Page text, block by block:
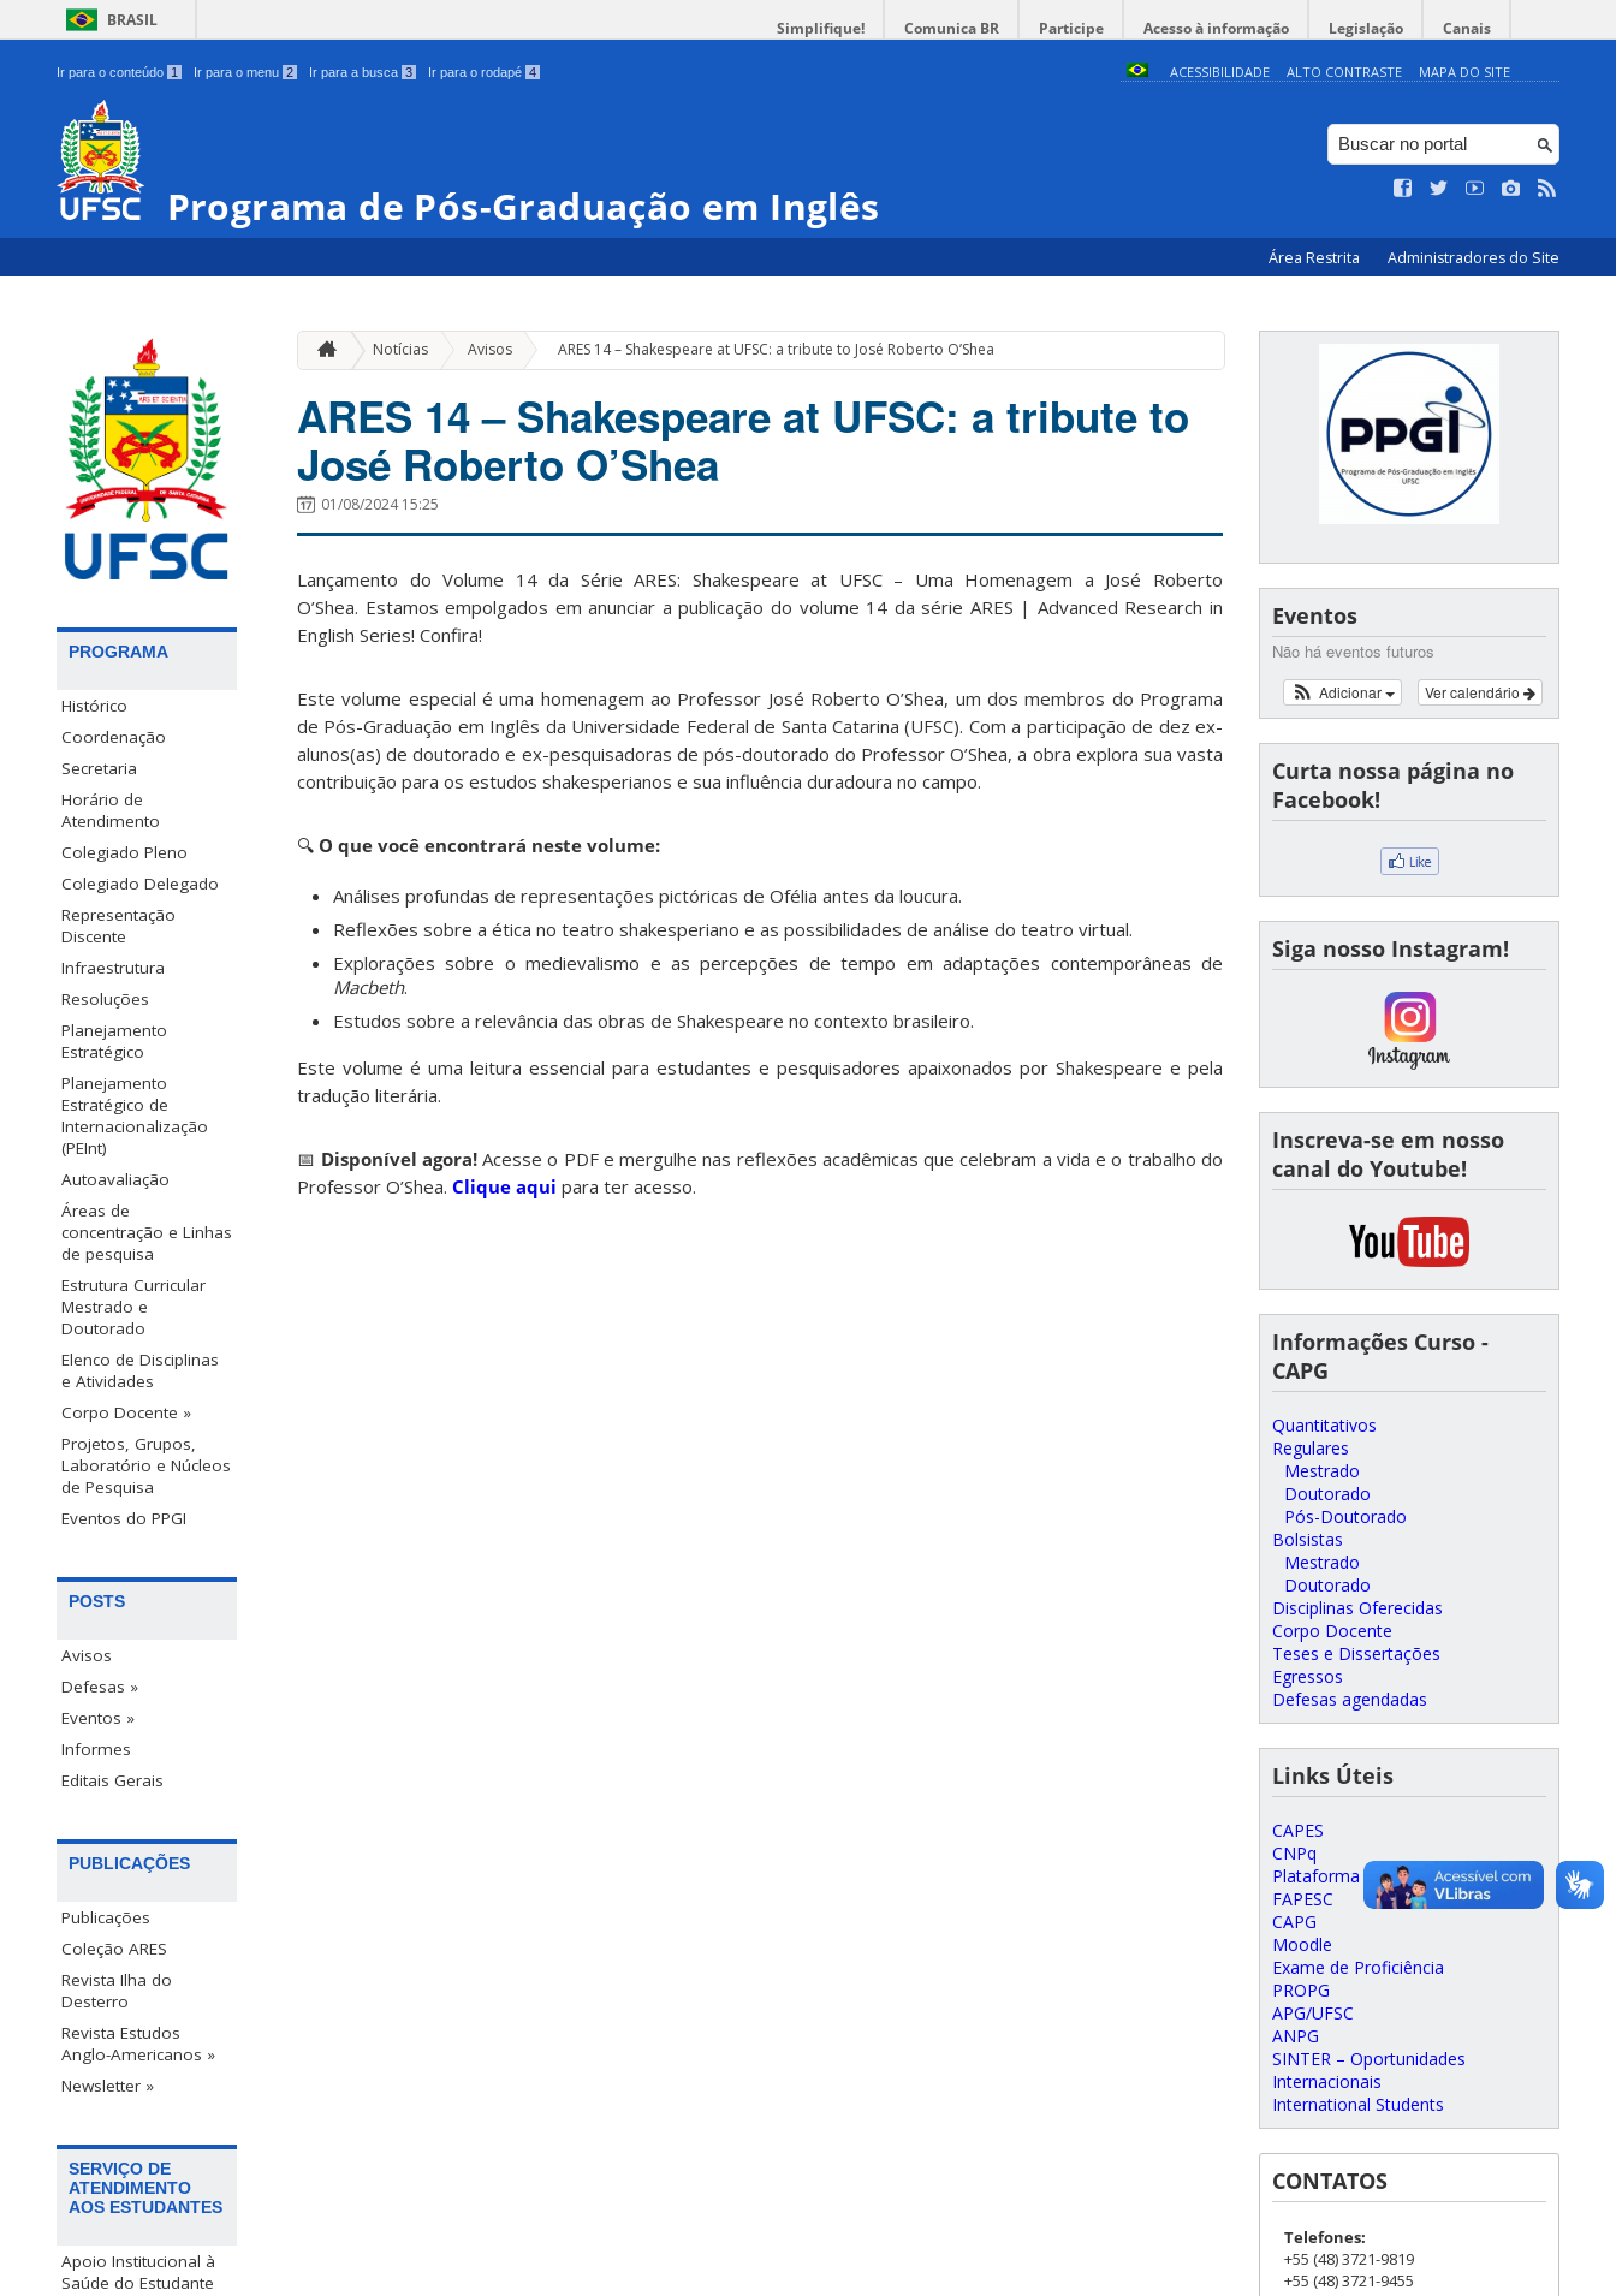
BRASIL Simplifique! Comunica BR Participe Acesso à informação Legislação Canais
Ir para o conteúdo 1 Ir para o menu 2 Ir para a busca 3 Ir para o rodapé 4 ACESSIBILIDADE ALTO CONTRASTE MAPA DO SITE
Programa de Pós-Graduação em Inglês
Área Restrita Administradores do Site
PROGRAMA
Histórico
Coordenação
Secretaria
Horário de
Atendimento
Colegiado Pleno
Colegiado Delegado
Representação
Discente
Infraestrutura
Resoluções
Planejamento
Estratégico
Planejamento
Estratégico de
Internacionalização
(PEInt)
Autoavaliação
Áreas de
concentração e Linhas
de pesquisa
Estrutura Curricular
Mestrado e
Doutorado
Elenco de Disciplinas
e Atividades
Corpo Docente »
Projetos, Grupos,
Laboratório e Núcleos
de Pesquisa
Eventos do PPGI
POSTS
Avisos
Defesas »
Eventos »
Informes
Editais Gerais
PUBLICAÇÕES
Publicações
Coleção ARES
Revista Ilha do
Desterro
Revista Estudos
Anglo-Americanos »
Newsletter »
SERVIÇO DE
ATENDIMENTO
AOS ESTUDANTES
Apoio Institucional à
Saúde do Estudante
Notícias Avisos » ARES 14 – Shakespeare at UFSC: a tribute to José Roberto O’Shea
ARES 14 – Shakespeare at UFSC: a tribute to
José Roberto O’Shea
01/08/2024 15:25
Lançamento do Volume 14 da Série ARES: Shakespeare at UFSC – Uma Homenagem a José Roberto
O’Shea. Estamos empolgados em anunciar a publicação do volume 14 da série ARES | Advanced Research in
English Series! Confira!
Este volume especial é uma homenagem ao Professor José Roberto O’Shea, um dos membros do Programa
de Pós-Graduação em Inglês da Universidade Federal de Santa Catarina (UFSC). Com a participação de dez ex-
alunos(as) de doutorado e ex-pesquisadoras de pós-doutorado do Professor O’Shea, a obra explora sua vasta
contribuição para os estudos shakesperianos e sua influência duradoura no campo.
🔍 O que você encontrará neste volume:
Análises profundas de representações pictóricas de Ofélia antes da loucura.
Reflexões sobre a ética no teatro shakesperiano e as possibilidades de análise do teatro virtual.
Explorações sobre o medievalismo e as percepções de tempo em adaptações contemporâneas de
Macbeth.
Estudos sobre a relevância das obras de Shakespeare no contexto brasileiro.
Este volume é uma leitura essencial para estudantes e pesquisadores apaixonados por Shakespeare e pela
tradução literária.
📅 Disponível agora!Acesse o PDF e mergulhe nas reflexões acadêmicas que celebram a vida e o trabalho do
Professor O’Shea. Clique aqui para ter acesso.
Eventos
Não há eventos futuros
Ver calendário
Adicionar
Curta nossa página no
Facebook!
Siga nosso Instagram!
Inscreva-se em nosso
canal do Youtube!
Informações Curso -
CAPG
Quantitativos
Regulares
Mestrado
Doutorado
Pós-Doutorado
Bolsistas
Mestrado
Doutorado
Disciplinas Oferecidas
Corpo Docente
Teses e Dissertações
Egressos
Defesas agendadas
Links Úteis
CAPES
CNPq
Plataforma Lattes
FAPESC
CAPG
Moodle
Exame de Proficiência
PROPG
APG/UFSC
ANPG
SINTER – Oportunidades
Internacionais
International Students
CONTATOS
Telefones:
+55 (48) 3721-9819
+55 (48) 3721-9455